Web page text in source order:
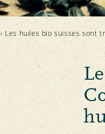
Principe Bourgeon
Notre marque
des
Plantes
Eau
Élevage animal et
Importation
Concept directeur et vision
Strategie
Communiqués de presse
Téléchargement des photos
Téléchargement des logos
Actualités
› Les huiles bio suisses sont